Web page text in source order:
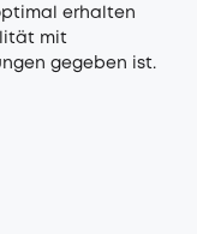
erhalten
mit
gegeben ist.